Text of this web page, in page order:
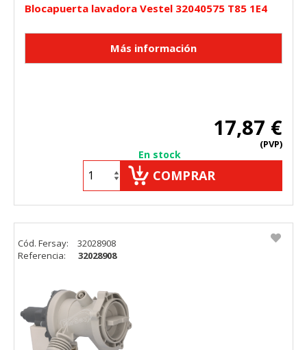
Blocapuerta lavadora Vestel 32040575 T85 1E4
17,87 €
(PVP)
En stock
COMPRAR
Cód. Fersay:
32028908
Referencia:
32028908